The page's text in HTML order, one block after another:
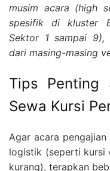
musim acara (high
spesifik di kluster
Sektor 1 sampai 9),
dari masing-masing
Tips Penting
Sewa Kursi
Agar acara
logistik (seperti kursi
kurang), terapkan